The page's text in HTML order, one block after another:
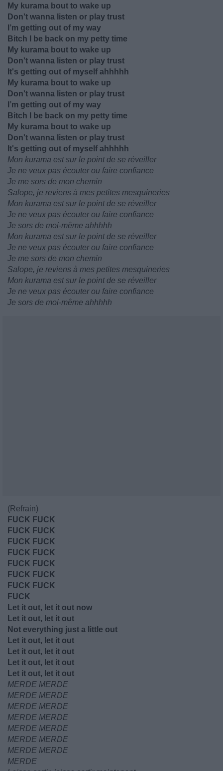
My kurama bout to wake up
Don't wanna listen or play trust
I’m getting out of my way
Bitch I be back on my petty time
My kurama bout to wake up
Don't wanna listen or play trust
It's getting out of myself ahhhhh
My kurama bout to wake up
Don't wanna listen or play trust
I’m getting out of my way
Bitch I be back on my petty time
My kurama bout to wake up
Don't wanna listen or play trust
It's getting out of myself ahhhhh
Mon kurama est sur le point de se réveiller
Je ne veux pas écouter ou faire confiance
Je me sors de mon chemin
Salope, je reviens à mes petites mesquineries
Mon kurama est sur le point de se réveiller
Je ne veux pas écouter ou faire confiance
Je sors de moi-même ahhhhh
Mon kurama est sur le point de se réveiller
Je ne veux pas écouter ou faire confiance
Je me sors de mon chemin
Salope, je reviens à mes petites mesquineries
Mon kurama est sur le point de se réveiller
Je ne veux pas écouter ou faire confiance
Je sors de moi-même ahhhhh
(Refrain)
FUCK FUCK
FUCK FUCK
FUCK FUCK
FUCK FUCK
FUCK FUCK
FUCK FUCK
FUCK FUCK
FUCK
Let it out, let it out now
Let it out, let it out
Not everything just a little out
Let it out, let it out
Let it out, let it out
Let it out, let it out
Let it out, let it out
MERDE MERDE
MERDE MERDE
MERDE MERDE
MERDE MERDE
MERDE MERDE
MERDE MERDE
MERDE MERDE
MERDE